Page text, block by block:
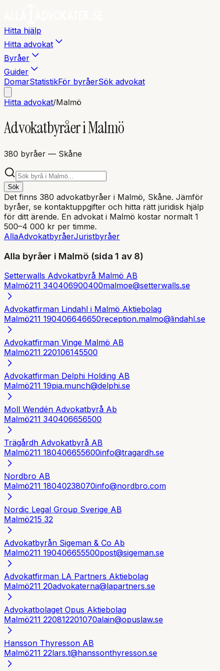
Hitta hjälp
Hitta advokat
Byråer
Guider
DomarStatistikFör byråerSök advokat
Hitta advokat/Malmö
Advokatbyråer iMalmö
380 byråer — Skåne
Sök
Det finns 380 advokatbyråer i Malmö, Skåne. Jämför
byråer, se kontaktuppgifter och hitta rätt juridisk hjälp
för ditt ärende. En advokat i Malmö kostar normalt 1
500–4 000 kr per timme.
AllaAdvokatbyråerJuristbyråer
Alla byråer i Malmö (sida 1 av 8)
Setterwalls Advokatbyrå Malmö AB
Malmö211 340406900400malmoe@setterwalls.se
Advokatfirman Lindahl i Malmö Aktiebolag
Malmö211 190406646650reception.malmo@lindahl.se
Advokatfirman Vinge Malmö AB
Malmö211 220106145500
Advokatfirman Delphi Holding AB
Malmö211 19pia.munch@delphi.se
Moll Wendén Advokatbyrå Ab
Malmö211 340406656500
Trägårdh Advokatbyrå AB
Malmö211 180406655600info@tragardh.se
Nordbro AB
Malmö211 18040238070info@nordbro.com
Nordic Legal Group Sverige AB
Malmö215 32
Advokatbyrån Sigeman & Co Ab
Malmö211 190406655500post@sigeman.se
Advokatfirman LA Partners Aktiebolag
Malmö211 20advokaterna@lapartners.se
Advokatbolaget Opus Aktiebolag
Malmö211 220812201070alain@opuslaw.se
Hansson Thyresson AB
Malmö211 22lars.t@hanssonthyresson.se